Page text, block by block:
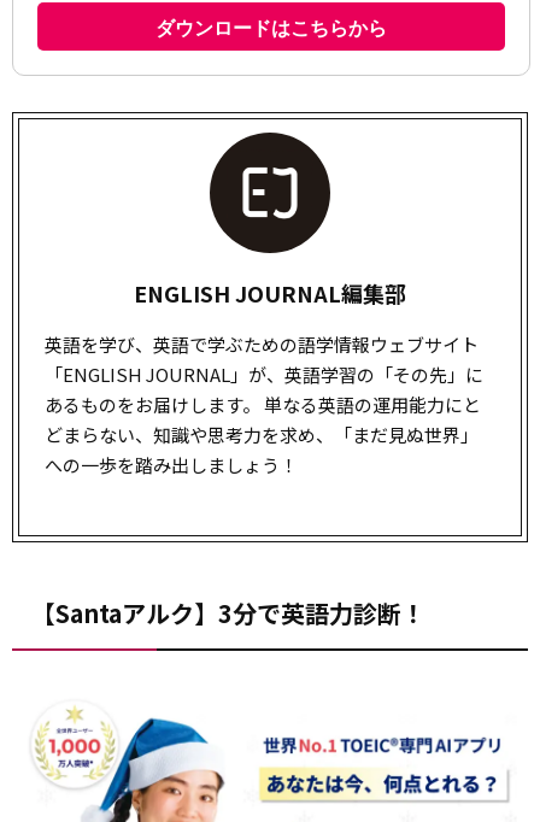
ENGLISH JOURNAL編集部
英語を学び、英語で学ぶための語学情報ウェブサイト
「ENGLISH JOURNAL」が、英語学習の「その先」に
あるものをお届けします。 単なる英語の運用能力にと
どまらない、知識や思考力を求め、「まだ見ぬ世界」
への一歩を踏み出しましょう！
【Santaアルク】3分で英語力診断！